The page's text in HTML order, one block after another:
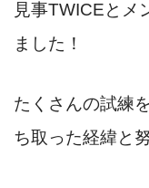
見事TWICEとメ
ました！
たくさんの試練
ち取った経緯と